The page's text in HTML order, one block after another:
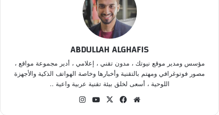
ABDULLAH ALGHAFIS
مؤسس ومدير موقع نيوتك ، مدون تقني ، إعلامي ، أدير مجموعة مواقع ،
مصور فوتوغرافي ومهتم بالتقنية وأخبارها وخاصة الهواتف الذكية والأجهزة
اللوحية ، أسعى لخلق بيئة تقنية عربية واعية ..
موقع
فيسبوك
‫X
‫YouTube